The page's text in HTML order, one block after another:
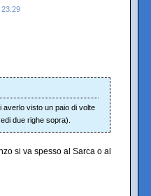
averlo visto un paio di volte
due righe sopra).
si va spesso al Sarca o al